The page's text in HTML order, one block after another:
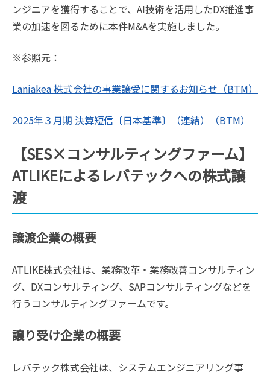
ンジニアを獲得することで、AI技術を活用したDX推進事
業の加速を図るために本件M&Aを実施しました。
※参照元：
Laniakea 株式会社の事業譲受に関するお知らせ（BTM）
2025年３月期 決算短信〔日本基準〕（連結）（BTM）
【SES×コンサルティングファーム】
ATLIKEによるレバテックへの株式譲
渡
譲渡企業の概要
ATLIKE株式会社は、業務改革・業務改善コンサルティン
グ、DXコンサルティング、SAPコンサルティングなどを
行うコンサルティングファームです。
譲り受け企業の概要
レバテック株式会社は、システムエンジニアリング事